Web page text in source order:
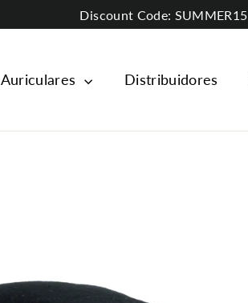
Discount Code: SUMMER15
Auriculares Distribuidores